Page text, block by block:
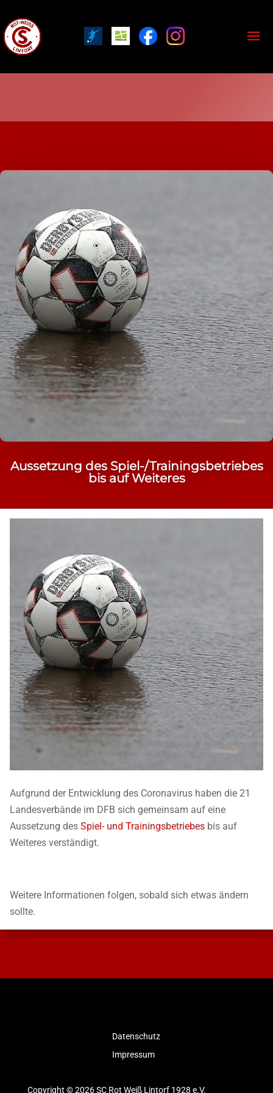
Aussetzung des Spiel-/Trainingsbetriebes
bis auf Weiteres
Aufgrund der Entwicklung des Coronavirus haben die 21
Landesverbände im DFB sich gemeinsam auf eine
Aussetzung des Spiel- und Trainingsbetriebes bis auf
Weiteres verständigt.
Weitere Informationen folgen, sobald sich etwas ändern
sollte.
Datenschutz
Impressum
Copyright © 2026 SC Rot Weiß Lintorf 1928 e.V.